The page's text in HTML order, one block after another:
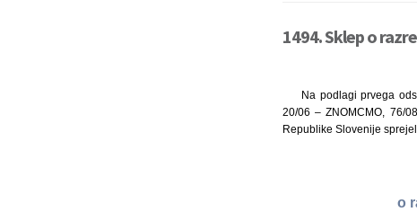
1494. Sklep o
Na podlagi prvega
20/06 – ZNOMCMO, 76/
Republike Slovenije
o